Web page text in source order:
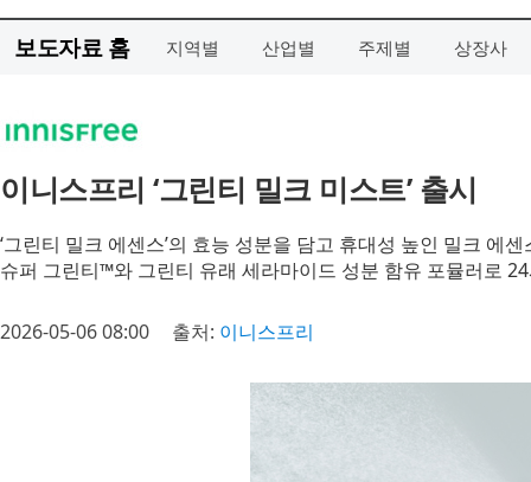
보도자료 홈 지역별 산업별 주제별 상장사
이니스프리 ‘그린티 밀크 미스트’ 출시
‘그린티 밀크 에센스’의 효능 성분을 담고 휴대성 높인 밀크 에
슈퍼 그린티™와 그린티 유래 세라마이드 성분 함유 포뮬러로
2026-05-06 08:00 출처: 이니스프리